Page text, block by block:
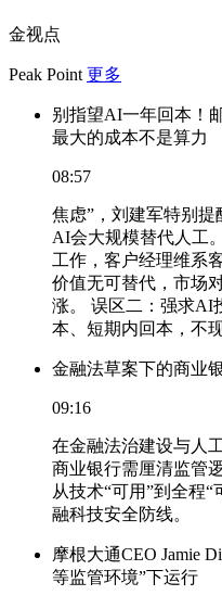
金视点
Peak Point 更多
别指望AI一年回本！
最大的成本不是算力
08:57
焦虑”，刘建军特别提
AI会大规模替代人工
工作，客户经理维系
价值无可替代，市场
涨。 误区二：强求AI
本、短期内回本，不现
金融法草案下的商业
09:16
在金融法治建设与人
商业银行需厘清监管
从技术“可用”到全程
融科技安全防线。
摩根大通CEO Jamie
等监管环境”下运行